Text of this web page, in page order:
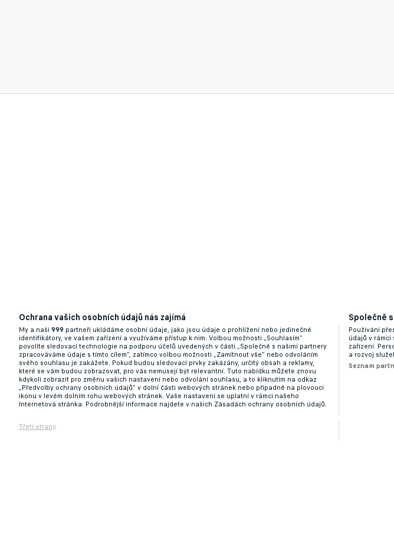
Ochrana vašich osobních údajů nás zajímá
My a naši 999 partneři ukládáme osobní údaje, jako jsou údaje o prohlížení nebo jedinečné
identifikátory, ve vašem zařízení a využíváme přístup k nim. Volbou možnosti „Souhlasím“
povolíte sledovací technologie na podporu účelů uvedených v části „Společně s našimi partnery
zpracováváme údaje s tímto cílem“, zatímco volbou možnosti „Zamítnout vše“ nebo odvoláním
svého souhlasu je zakážete. Pokud budou sledovací prvky zakázány, určitý obsah a reklamy,
které se vám budou zobrazovat, pro vás nemusejí být relevantní. Tuto nabídku můžete znovu
kdykoli zobrazit pro změnu vašich nastavení nebo odvolání souhlasu, a to kliknutím na odkaz
„Předvolby ochrany osobních údajů“ v dolní části webových stránek nebo případně na plovoucí
ikonu v levém dolním rohu webových stránek. Vaše nastavení se uplatní v rámci našeho
Internetová stránka. Podrobnější informace najdete v našich Zásadách ochrany osobních údajů.
Třetí strany
Společně
Používání
údajů v
zařízení.
a rozvoj
Seznam